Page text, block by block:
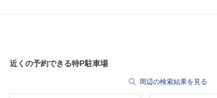
近くの予約できる特P駐車場
周辺の検索結果を見る